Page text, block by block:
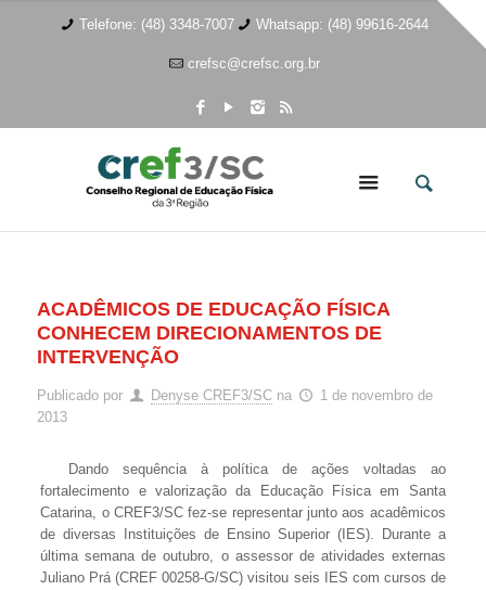
Telefone: (48) 3348-7007 Whatsapp: (48) 99616-2644
crefsc@crefsc.org.br
ACADÊMICOS DE EDUCAÇÃO FÍSICA
CONHECEM DIRECIONAMENTOS DE
INTERVENÇÃO
Publicado por Denyse CREF3/SC na
1 de novembro de
2013
Dando sequência à política de ações voltadas ao
fortalecimento e valorização da Educação Física em Santa
Catarina, o CREF3/SC fez-se representar junto aos acadêmicos
de diversas Instituições de Ensino Superior (IES). Durante a
última semana de outubro, o assessor de atividades externas
Juliano Prá (CREF 00258-G/SC) visitou seis IES com cursos de